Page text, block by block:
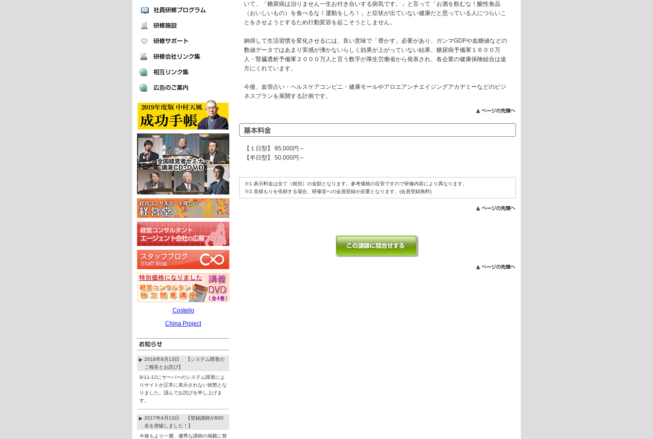
Costello
China Project
2018年9月13日 【システム障害の
ご報告とお詫び】
9/11-12にサーバーのシステム障害によ
りサイトが正常に表示されない状態とな
りました。謹んでお詫びを申し上げま
す。
2017年4月13日 【登録講師が800
名を突破しました！】
今後もより一層、優秀な講師の掲載に努
いて、「糖尿病は治りません一生お付き合いする病気です。」と言って「お酒を飲むな！酸性食品
（おいしいもの）を食べるな！運動をしろ！」と症状が出ていない健康だと思っている人につらいこ
とをさせようとするため行動変容を起こそうとしません。
納得して生活習慣を変化させるには、良い意味で「脅かす」必要があり、ガンマGDPや血糖値などの
数値データではあまり実感が沸かないらしく効果が上がっていない結果、糖尿病予備軍１６００万
人・腎臓透析予備軍２０００万人と言う数字が厚生労働省から発表され、各企業の健康保険組合は途
方にくれています。
今後、血管占い・ヘルスケアコンビニ・健康モールやアロエアンチエイジングアカデミーなどのビジ
ネスプランを展開する計画です。
【１日型】 95,000円～
【半日型】 50,000円～
※1.表示料金は全て（税別）の金額となります。参考価格の目安ですので研修内容により異なります。
※2.見積もりを依頼する場合、研修堂への会員登録が必要となります。(会員登録無料)